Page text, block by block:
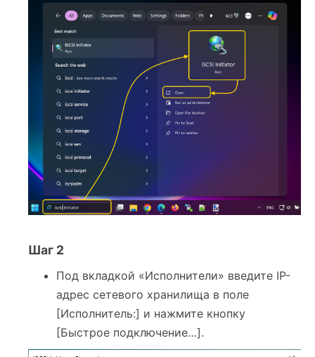
Шаг 2
Под вкладкой «Исполнители» введите IP-
адрес сетевого хранилища в поле
[Исполнитель:] и нажмите кнопку
[Быстрое подключение…].